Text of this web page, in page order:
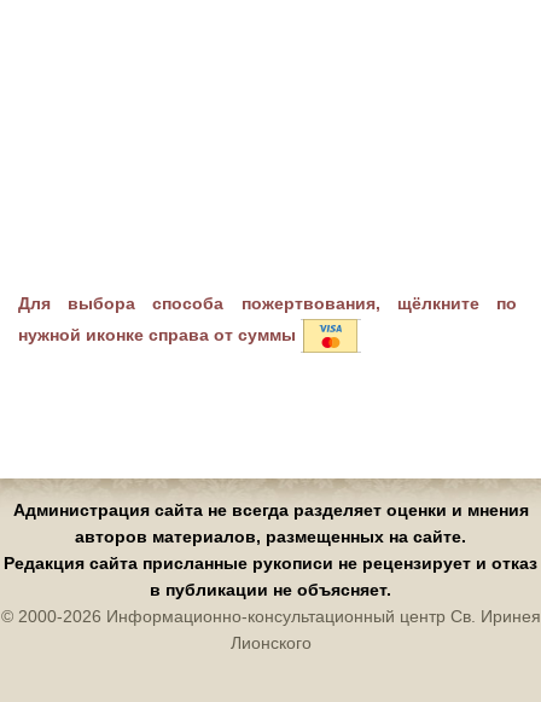
Для выбора способа пожертвования, щёлкните по
нужной иконке справа от суммы
Администрация сайта не всегда разделяет оценки и мнения
авторов материалов, размещенных на сайте.
Редакция сайта присланные рукописи не рецензирует и отказ
в публикации не объясняет.
© 2000-2026 Информационно-консультационный центр Св. Иринея
Лионского